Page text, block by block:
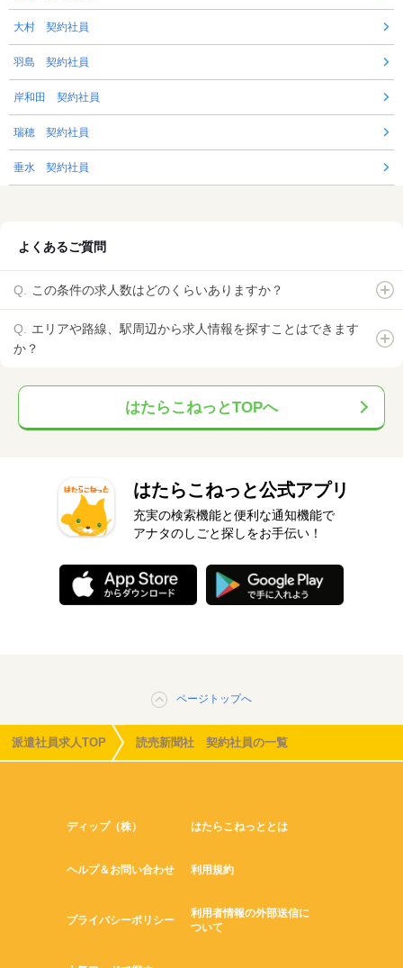
大村 契約社員
羽島 契約社員
岸和田 契約社員
瑞穂 契約社員
垂水 契約社員
よくあるご質問
この条件の求人数はどのくらいありますか？
エリアや路線、駅周辺から求人情報を探すことはできます
か？
はたらこねっとTOPへ
はたらこねっと公式アプリ
充実の検索機能と便利な通知機能で
アナタのしごと探しをお手伝い！
ページトップへ
派遣社員求人TOP 読売新聞社 契約社員の一覧
ディップ（株） はたらこねっととは
ヘルプ＆お問い合わせ 利用規約
プライバシーポリシー
利用者情報の外部送信に
ついて